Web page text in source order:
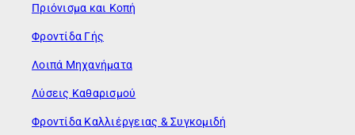
Πριόνισμα και Κοπή
Φροντίδα Γής
Λοιπά Μηχανήματα
Λύσεις Καθαρισμού
Φροντίδα Καλλιέργειας & Συγκομιδή